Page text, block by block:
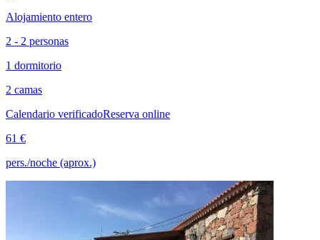
Alojamiento entero
2 - 2 personas
1 dormitorio
2 camas
Calendario verificadoReserva online
61 €
pers./noche (aprox.)